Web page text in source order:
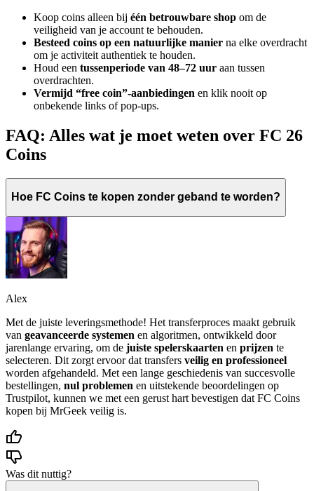
Koop coins alleen bij één betrouwbare shop om de
veiligheid van je account te behouden.
Besteed coins op een natuurlijke manier na elke overdracht
om je activiteit authentiek te houden.
Houd een tussenperiode van 48–72 uur aan tussen
overdrachten.
Vermijd “free coin”-aanbiedingen en klik nooit op
onbekende links of pop-ups.
FAQ: Alles wat je moet weten over FC 26
Coins
Hoe FC Coins te kopen zonder geband te worden?
Alex
Met de juiste leveringsmethode! Het transferproces maakt gebruik
van geavanceerde systemen en algoritmen, ontwikkeld door
jarenlange ervaring, om de juiste spelerskaarten en prijzen te
selecteren. Dit zorgt ervoor dat transfers veilig en professioneel
worden afgehandeld. Met een lange geschiedenis van succesvolle
bestellingen, nul problemen en uitstekende beoordelingen op
Trustpilot, kunnen we met een gerust hart bevestigen dat FC Coins
kopen bij MrGeek veilig is.
Was dit nuttig?